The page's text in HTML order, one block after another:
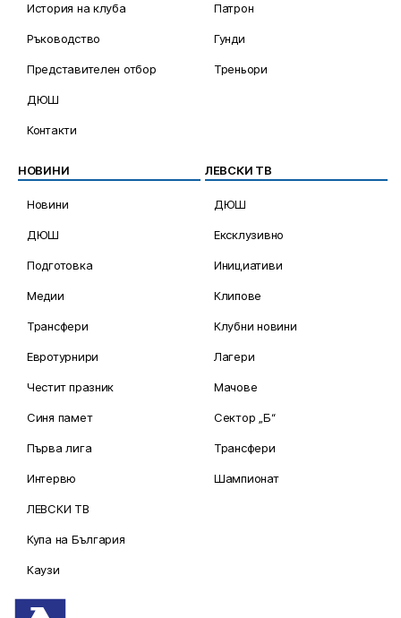
История на клуба
Ръководство
Представителен отбор
ДЮШ
Контакти
Патрон
Гунди
Треньори
НОВИНИ
Новини
ДЮШ
Подготовка
Медии
Трансфери
Евротурнири
Честит празник
Синя памет
Първа лига
Интервю
ЛЕВСКИ ТВ
Купа на България
Каузи
ЛЕВСКИ ТВ
ДЮШ
Ексклузивно
Инициативи
Клипове
Клубни новини
Лагери
Мачове
Сектор „Б“
Трансфери
Шампионат